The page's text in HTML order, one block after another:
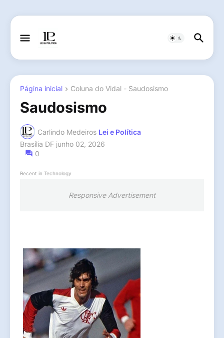
Página inicial Coluna do Vidal - Saudosismo
Saudosismo
Carlindo Medeiros Lei e Política
Brasília DF junho 02, 2026
0
Recent in Technology
Responsive Advertisement